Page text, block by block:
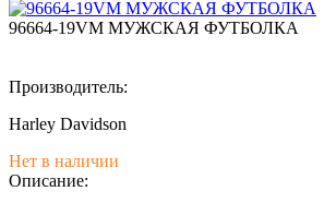
96664-19VM МУЖСКАЯ ФУТБОЛКА
Производитель:
Harley Davidson
Нет в наличии
Описание: